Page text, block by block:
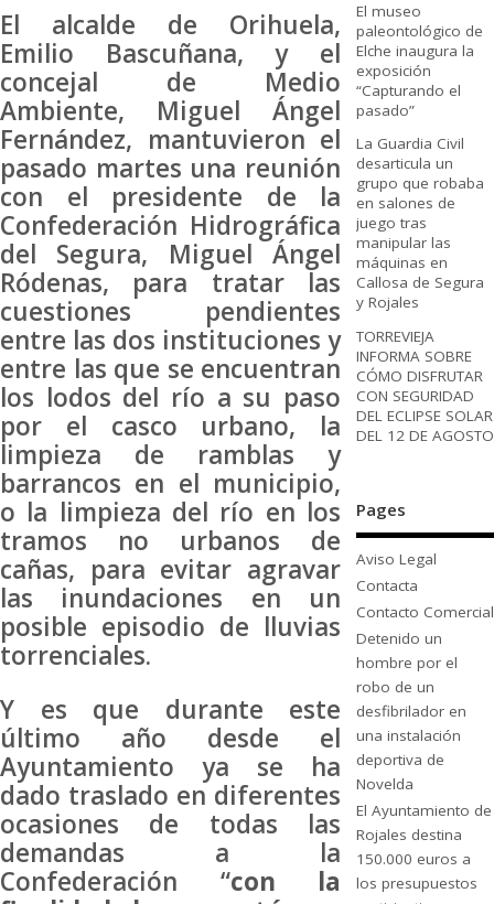
El alcalde de Orihuela,
Emilio Bascuñana, y el
concejal de Medio
Ambiente, Miguel Ángel
Fernández, mantuvieron el
pasado martes una reunión
con el presidente de la
Confederación Hidrográfica
del Segura, Miguel Ángel
Ródenas, para tratar las
cuestiones pendientes
entre las dos instituciones y
entre las que se encuentran
los lodos del río a su paso
por el casco urbano, la
limpieza de ramblas y
barrancos en el municipio,
o la limpieza del río en los
tramos no urbanos de
cañas, para evitar agravar
las inundaciones en un
posible episodio de lluvias
torrenciales.
Y es que durante este
último año desde el
Ayuntamiento ya se ha
dado traslado en diferentes
ocasiones de todas las
demandas a la
Confederación “con la
El museo
paleontológico de
Elche inaugura la
exposición
“Capturando el
pasado”
La Guardia Civil
desarticula un
grupo que robaba
en salones de
juego tras
manipular las
máquinas en
Callosa de Segura
y Rojales
TORREVIEJA
INFORMA SOBRE
CÓMO DISFRUTAR
CON SEGURIDAD
DEL ECLIPSE SOLAR
DEL 12 DE AGOSTO
Pages
Aviso Legal
Contacta
Contacto Comercial
Detenido un
hombre por el
robo de un
desfibrilador en
una instalación
deportiva de
Novelda
El Ayuntamiento de
Rojales destina
150.000 euros a
los presupuestos